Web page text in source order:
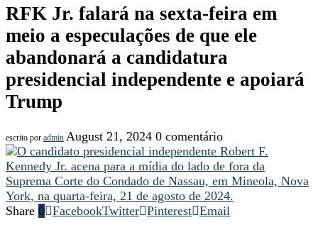
RFK Jr. falará na sexta-feira em
meio a especulações de que ele
abandonará a candidatura
presidencial independente e apoiará
Trump
escrito por admin August 21, 2024 0 comentário
Share 0 FacebookTwitter Pinterest Email